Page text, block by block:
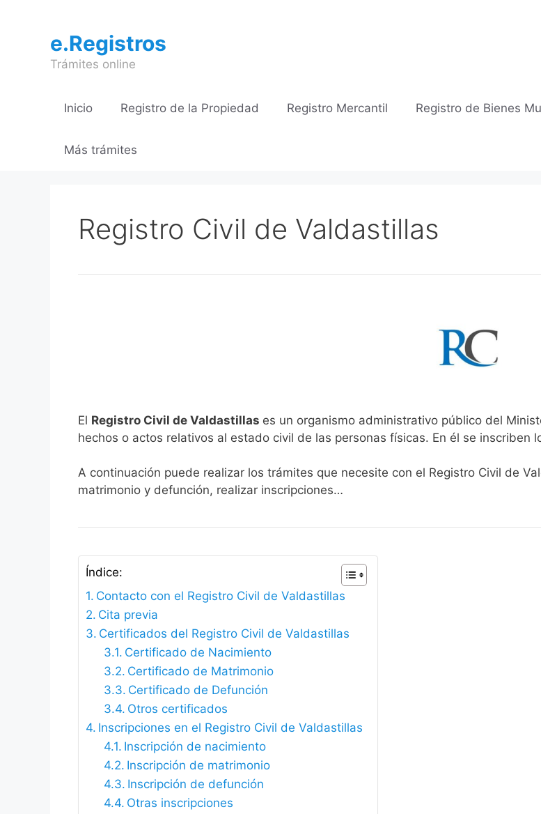
contenidoe.Registros
Trámites online
Inicio Registro de la Propiedad Registro Mercantil Registro de Bienes
Más trámites
Registro Civil de Valdastillas
El Registro Civil de Valdastillas es un organismo administrativo público del
hechos o actos relativos al estado civil de las personas físicas. En él se inscriben
A continuación puede realizar los trámites que necesite con el Registro Civil de
matrimonio y defunción, realizar inscripciones…
Índice:
Contacto con el Registro Civil de Valdastillas
Cita previa
Certificados del Registro Civil de Valdastillas
Certificado de Nacimiento
Certificado de Matrimonio
Certificado de Defunción
Otros certificados
Inscripciones en el Registro Civil de Valdastillas
Inscripción de nacimiento
Inscripción de matrimonio
Inscripción de defunción
Otras inscripciones